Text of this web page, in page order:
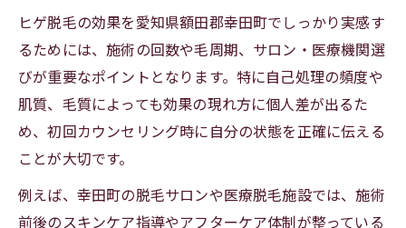
ヒゲ脱毛の効果を愛知県額田郡幸田町でしっかり実感す
るためには、施術の回数や毛周期、サロン・医療機関選
びが重要なポイントとなります。特に自己処理の頻度や
肌質、毛質によっても効果の現れ方に個人差が出るた
め、初回カウンセリング時に自分の状態を正確に伝える
ことが大切です。
例えば、幸田町の脱毛サロンや医療脱毛施設では、施術
前後のスキンケア指導やアフターケア体制が整っている